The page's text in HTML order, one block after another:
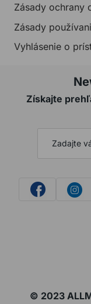
Zásady ochrany
Zásady
Vyhlásenie o
Získajte
© 2023